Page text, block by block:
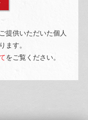
提供いただいた個人
ます。
をご覧ください。